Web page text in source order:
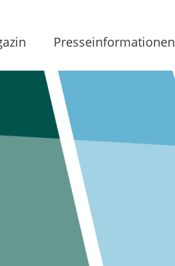
Presseinformationen